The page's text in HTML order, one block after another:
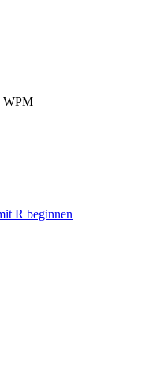
WPM
R beginnen